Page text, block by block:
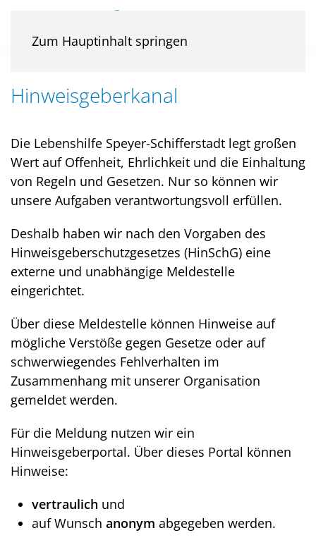
Zum Hauptinhalt springen
Hinweisgeberkanal
Die Lebenshilfe Speyer-Schifferstadt legt großen
Wert auf Offenheit, Ehrlichkeit und die Einhaltung
von Regeln und Gesetzen. Nur so können wir
unsere Aufgaben verantwortungsvoll erfüllen.
Deshalb haben wir nach den Vorgaben des
Hinweisgeberschutzgesetzes (HinSchG) eine
externe und unabhängige Meldestelle
eingerichtet.
Über diese Meldestelle können Hinweise auf
mögliche Verstöße gegen Gesetze oder auf
schwerwiegendes Fehlverhalten im
Zusammenhang mit unserer Organisation
gemeldet werden.
Für die Meldung nutzen wir ein
Hinweisgeberportal. Über dieses Portal können
Hinweise:
vertraulich und
auf Wunsch anonym abgegeben werden.